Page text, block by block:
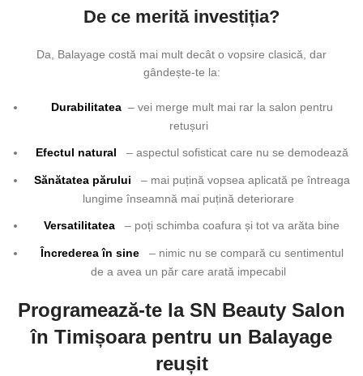
De ce merită investiția?
Da, Balayage costă mai mult decât o vopsire clasică, dar
gândește-te la:
Durabilitatea – vei merge mult mai rar la salon pentru
retușuri
Efectul natural – aspectul sofisticat care nu se demodează
Sănătatea părului
– mai puțină vopsea aplicată pe întreaga
lungime înseamnă mai puțină deteriorare
Versatilitatea – poți schimba coafura și tot va arăta bine
Încrederea în sine
– nimic nu se compară cu sentimentul
de a avea un păr care arată impecabil
Programează-te la SN Beauty Salon
în Timișoara pentru un Balayage
reușit